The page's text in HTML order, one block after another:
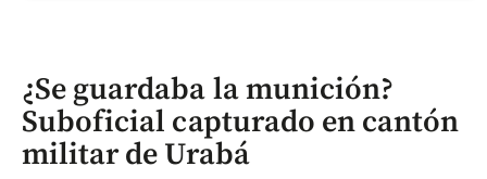
¿Se guardaba la munición?
Suboficial capturado en cantón
militar de Urabá